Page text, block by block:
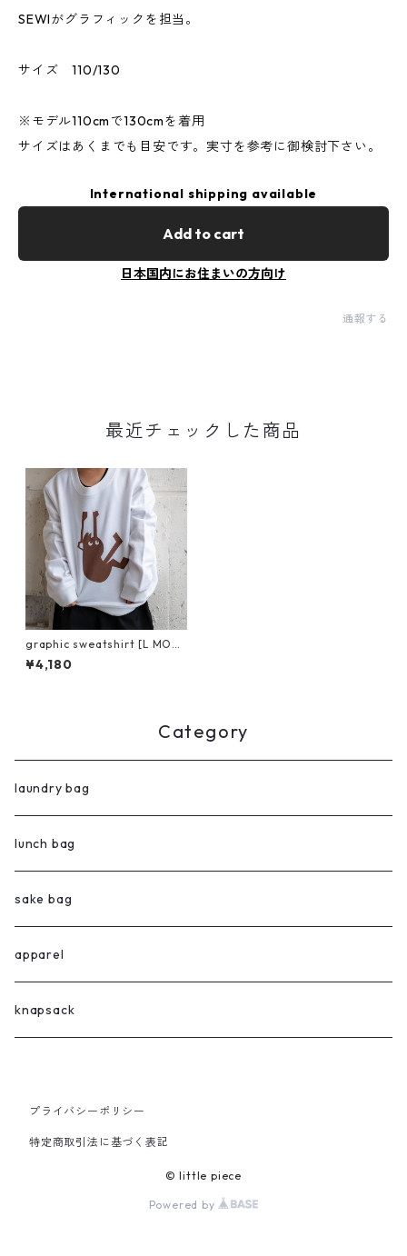
SEWIがグラフィックを担当。
サイズ 110/130
※モデル110cmで130cmを着用
サイズはあくまでも目安です。実寸を参考に御検討下さい。
International shipping available
Add to cart
日本国内にお住まいの方向け
通報する
最近チェックした商品
graphic sweatshirt [L MONK
Y]
¥4,180
Category
laundry bag
lunch bag
sake bag
apparel
knapsack
プライバシーポリシー
特定商取引法に基づく表記
© little piece
Powered by